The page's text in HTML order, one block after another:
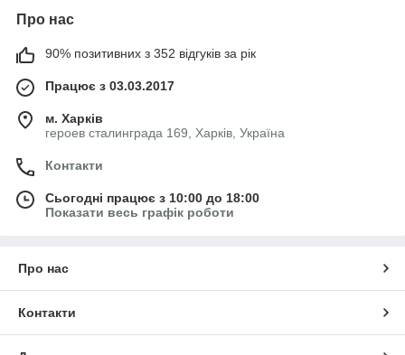
Про нас
90% позитивних з 352 відгуків за рік
Працює з 03.03.2017
м. Харків
героев сталинграда 169, Харків, Україна
Контакти
Сьогодні працює з 10:00 до 18:00
Показати весь графік роботи
Про нас
Контакти